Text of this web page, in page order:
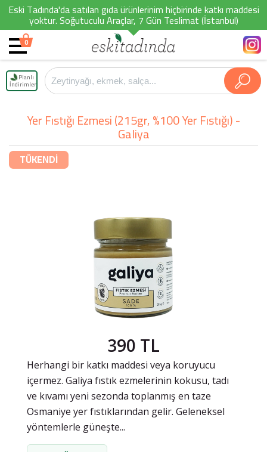
Eski Tadında'da satılan gıda ürünlerinim hiçbirinde katkı maddesi
yoktur. Soğutuculu Araçlar, 7 Gün Teslimat (İstanbul)
0
Planlı
İndirimler
Yer Fıstığı Ezmesi (215gr, %100 Yer Fıstığı) -
Galiya
TÜKENDİ
390 TL
Herhangi bir katkı maddesi veya koruyucu
içermez. Galiya fıstık ezmelerinin kokusu, tadı
ve kıvamı yeni sezonda toplanmış en taze
Osmaniye yer fıstıklarından gelir. Geleneksel
yöntemlerle güneşte...